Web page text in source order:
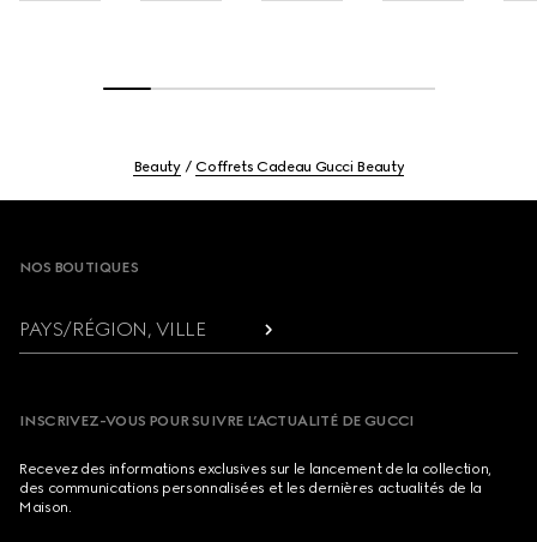
Beauty Coffrets Cadeau Gucci Beauty
NOS BOUTIQUES
PAYS/RÉGION, VILLE
INSCRIVEZ-VOUS POUR SUIVRE L’ACTUALITÉ DE GUCCI
Recevez des informations exclusives sur le lancement de la collection,
des communications personnalisées et les dernières actualités de la
Maison.